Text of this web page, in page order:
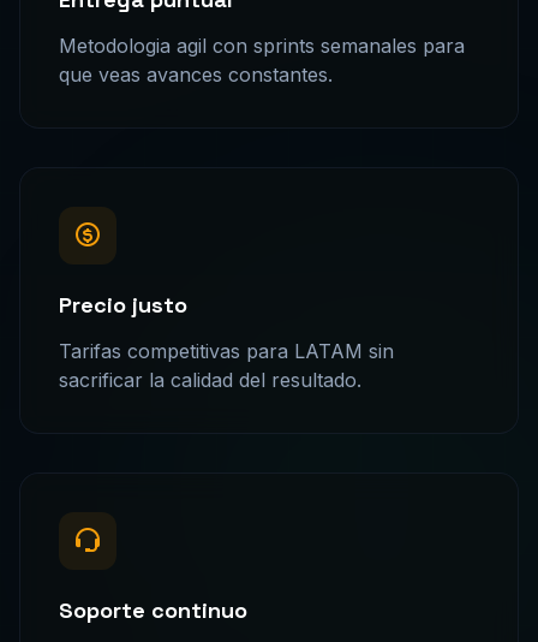
Metodologia agil con sprints semanales para
que veas avances constantes.
Precio justo
Tarifas competitivas para LATAM sin
sacrificar la calidad del resultado.
Soporte continuo